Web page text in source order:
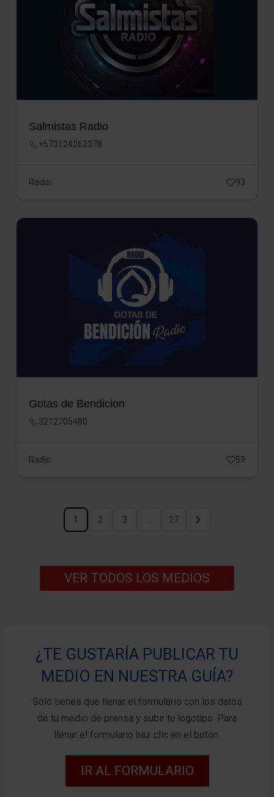
Salmistas Radio
+573124262378
Radio 93
Gotas de Bendicion
3212705480
Radio 59
1 2 3 27
VER TODOS LOS MEDIOS
¿TE GUSTARÍA PUBLICAR TU
MEDIO EN NUESTRA GUÍA?
Solo tienes que llenar el formulario con los datos
de tu medio de prensa y subir tu logotipo. Para
llenar el formulario haz clic en el botón.
IR AL FORMULARIO